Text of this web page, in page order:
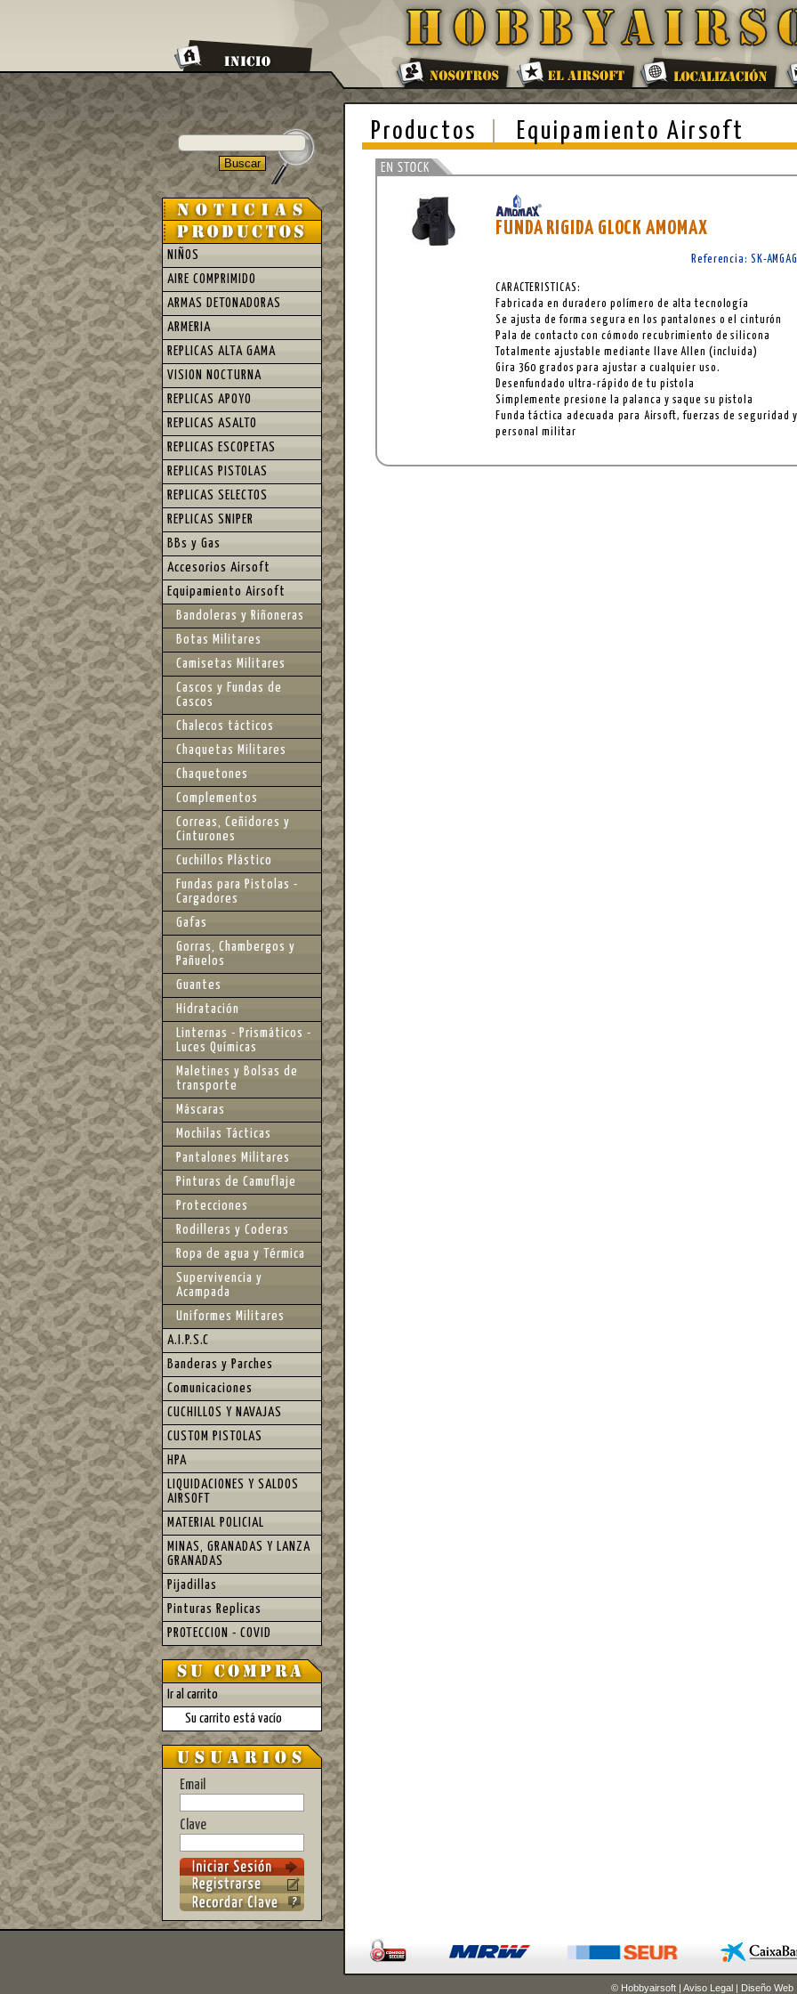
Productos Equipamiento Airsoft
FUNDA RIGIDA GLOCK AMOMAX
Referencia: SK-AMGAG
CARACTERISTICAS:
Fabricada en duradero polímero de alta tecnología
Se ajusta de forma segura en los pantalones o el cinturón
Pala de contacto con cómodo recubrimiento de silicona
Totalmente ajustable mediante llave Allen (incluida)
Gira 360 grados para ajustar a cualquier uso.
Desenfundado ultra-rápido de tu pistola
Simplemente presione la palanca y saque su pistola
Funda táctica adecuada para Airsoft, fuerzas de seguridad y
personal militar
NIÑOS
AIRE COMPRIMIDO
ARMAS DETONADORAS
ARMERIA
REPLICAS ALTA GAMA
VISION NOCTURNA
REPLICAS APOYO
REPLICAS ASALTO
REPLICAS ESCOPETAS
REPLICAS PISTOLAS
REPLICAS SELECTOS
REPLICAS SNIPER
BBs y Gas
Accesorios Airsoft
Equipamiento Airsoft
Bandoleras y Riñoneras
Botas Militares
Camisetas Militares
Cascos y Fundas de
Cascos
Chalecos tácticos
Chaquetas Militares
Chaquetones
Complementos
Correas, Ceñidores y
Cinturones
Cuchillos Plástico
Fundas para Pistolas -
Cargadores
Gafas
Gorras, Chambergos y
Pañuelos
Guantes
Hidratación
Linternas - Prismáticos -
Luces Químicas
Maletines y Bolsas de
transporte
Máscaras
Mochilas Tácticas
Pantalones Militares
Pinturas de Camuflaje
Protecciones
Rodilleras y Coderas
Ropa de agua y Térmica
Supervivencia y
Acampada
Uniformes Militares
A.I.P.S.C
Banderas y Parches
Comunicaciones
CUCHILLOS Y NAVAJAS
CUSTOM PISTOLAS
HPA
LIQUIDACIONES Y SALDOS
AIRSOFT
MATERIAL POLICIAL
MINAS, GRANADAS Y LANZA
GRANADAS
Pijadillas
Pinturas Replicas
PROTECCION - COVID
Ir al carrito
Su carrito está vacío
Email
Clave
© Hobbyairsoft | Aviso Legal | Diseño Web